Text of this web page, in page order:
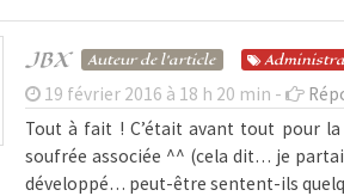
JBX Auteur de l'article Admin
19 février 2016 à 18 h 20 min -
Tout à fait ! C’était avant tout pour
soufrée associée ^^ (cela dit… je
développé… peut-être sentent-ils